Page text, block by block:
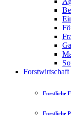
Forstwirtschaft
Forstliche
Forstliche